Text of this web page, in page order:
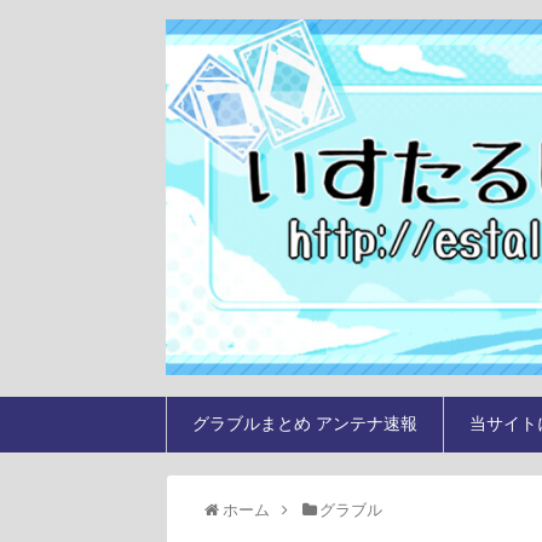
グラブルまとめ アンテナ速報 当サイ
ホーム グラブル